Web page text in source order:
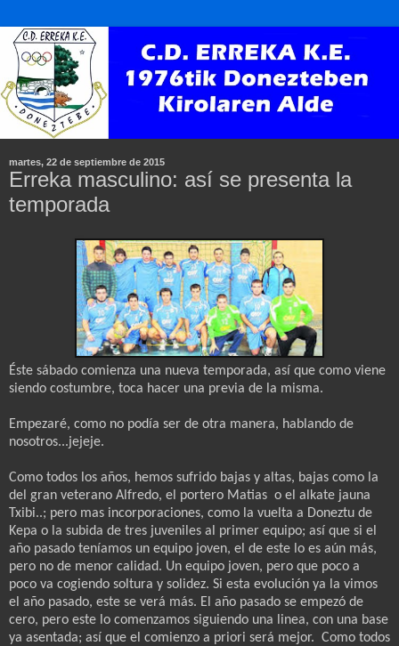
martes, 22 de septiembre de 2015
Erreka masculino: así se presenta la
temporada
Éste sábado comienza una nueva temporada, así que como viene
siendo costumbre, toca hacer una previa de la misma.
Empezaré, como no podía ser de otra manera, hablando de
nosotros...jejeje.
Como todos los años, hemos sufrido bajas y altas, bajas como la
del gran veterano Alfredo, el portero Matias o el alkate jauna
Txibi..; pero mas incorporaciones, como la vuelta a Doneztu de
Kepa o la subida de tres juveniles al primer equipo; así que si el
año pasado teníamos un equipo joven, el de este lo es aún más,
pero no de menor calidad. Un equipo joven, pero que poco a
poco va cogiendo soltura y solidez. Si esta evolución ya la vimos
el año pasado, este se verá más. El año pasado se empezó de
cero, pero este lo comenzamos siguiendo una linea, con una base
ya asentada; así que el comienzo a priori será mejor. Como todos